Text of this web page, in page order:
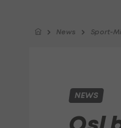
News Sport-
NEWS